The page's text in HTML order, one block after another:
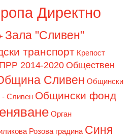
Директно
Зала "Сливен"
транспорт Крепост
2014-2020 Обществен
Сливен Общински
- Сливен Общински фонд
Орган
Розова градина Синя